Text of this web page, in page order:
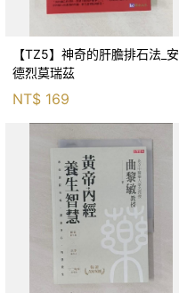
【TZ5】神奇的肝膽排石法_安
德烈莫瑞茲
NT$ 169